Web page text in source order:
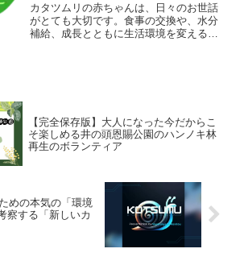
カタツムリの赤ちゃんは、日々のお世話
がとても大切です。食事の交換や、水分
補給、成長とともに生活環境を変えるな
【完全保存版】大人になった今だからこ
そ楽しめる井の頭恩賜公園のハンノキ林
再生のボランティア
めの本気の「環境
察する「新しいカ